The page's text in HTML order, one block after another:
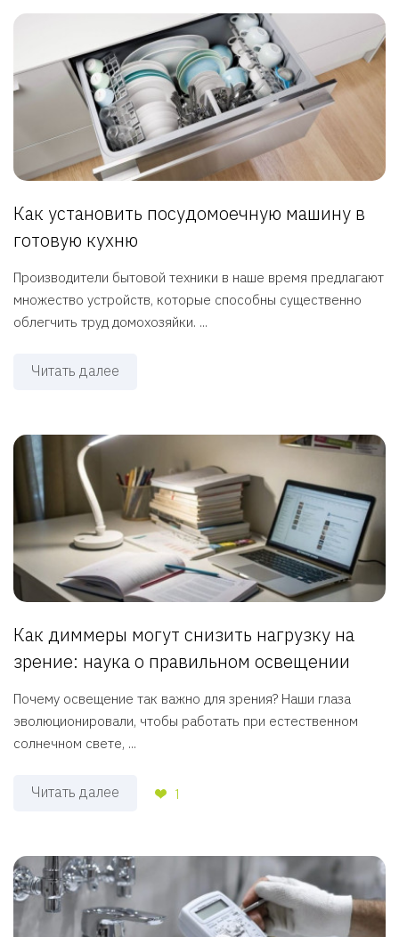
Как установить посудомоечную машину в
готовую кухню
Производители бытовой техники в наше время предлагают
множество устройств, которые способны существенно
облегчить труд домохозяйки. ...
Читать далее
Как диммеры могут снизить нагрузку на
зрение: наука о правильном освещении
Почему освещение так важно для зрения? Наши глаза
эволюционировали, чтобы работать при естественном
солнечном свете, ...
Читать далее 1